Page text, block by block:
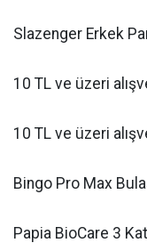
Slazenger Erkek
10 TL ve üzeri
10 TL ve üzeri
Bingo Pro Max
Papia BioCare 3